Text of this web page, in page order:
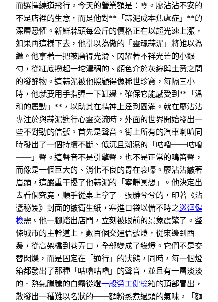
而選擇繞道飛行。今天的營業額是：零。廖沾沾不安的
不是店裡的生意，而是他對**「蒜泥成本焦慮症」**的
深層恐懼。新鮮蒜頭每公斤的價格正在以超光速上漲，
如果再這樣下去，他引以為傲的「靈魂蒜泥」將難以為
繼。他拿著一把被磨得光滑、閃耀著不祥光芒的小銀
勺，從缸底撈起一坨濃稠的、顏色介於灰綠與土黃之間
的發酵物。這蒜泥被他照顧得像稀世珍寶，每隔三小
時，他就要用手指彈一下缸邊，確保它能感受到**「溫
和的震動」**，以助其在精神上達到圓滿。就在廖沾沾
專注於與蒜泥進行心靈交流時，外面的世界開始發出一
些不對勁的信號。首先是聲音。街上所有的汽車喇叭同
時發出了一個持續不斷、低沉且潮濕的「咕嚕——咕嚕
——」聲。這聲音不是引擎聲，也不是正常的鳴笛聲，
而像是一個巨大的、消化不良的胃在哀嚎。廖沾沾皺著
眉頭，這嚴重干擾了他蒜泥的「寧靜冥想」。他決定出
去看個究竟，順手從桌上拿了一張髒兮兮的，印著《沾
醬秘笈》封面的皺衛生紙，塞進口袋以備不時之巡迴健
檢需。他一腳踏出店門，立刻被眼前的景象震驚了。整
條城市的主幹道上，數百個交通信號燈，從東邊到西
邊，從高架橋到巷弄口，全部變成了綠燈。它們不是交
替閃爍，而是固定在「通行」的狀態，同時，每一個燈
箱都發出了那種「咕嚕咕嚕」的聲音，並且有一層淡淡
的、熱氣騰騰的白霧從燈一般勞工健檢箱的頂部冒出，
散發出一種難以名狀的——麵粉蒸煮過頭的氣味。「麵